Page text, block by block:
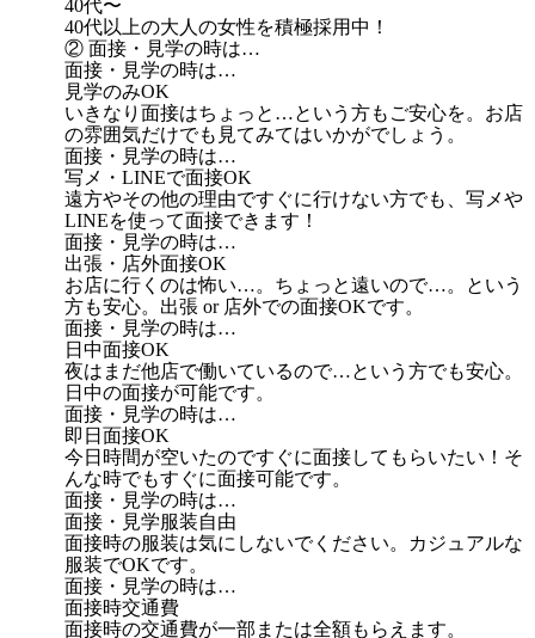
40代〜
40代以上の大人の女性を積極採用中！
② 面接・見学の時は…
面接・見学の時は…
見学のみOK
いきなり面接はちょっと…という方もご安心を。お店
の雰囲気だけでも見てみてはいかがでしょう。
面接・見学の時は…
写メ・LINEで面接OK
遠方やその他の理由ですぐに行けない方でも、写メや
LINEを使って面接できます！
面接・見学の時は…
出張・店外面接OK
お店に行くのは怖い…。ちょっと遠いので…。という
方も安心。出張 or 店外での面接OKです。
面接・見学の時は…
日中面接OK
夜はまだ他店で働いているので…という方でも安心。
日中の面接が可能です。
面接・見学の時は…
即日面接OK
今日時間が空いたのですぐに面接してもらいたい！そ
んな時でもすぐに面接可能です。
面接・見学の時は…
面接・見学服装自由
面接時の服装は気にしないでください。カジュアルな
服装でOKです。
面接・見学の時は…
面接時交通費
面接時の交通費が一部または全額もらえます。